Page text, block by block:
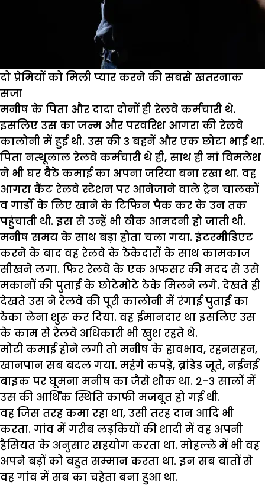
दो प्रेमियों को मिली प्यार करने की सबसे खतरनाक
सजा
मनीष के पिता और दादा दोनों ही रेलवे कर्मचारी थे.
इसलिए उस का जन्म और परवरिश आगरा की रेलवे
कालोनी में हुई थी. उस की 3 बहनें और एक छोटा भाई था.
पिता नत्थूलाल रेलवे कर्मचारी थे ही, साथ ही मां विमलेश
ने भी घर बैठे कमाई का अपना जरिया बना रखा था. वह
आगरा कैंट रेलवे स्टेशन पर आनेजाने वाले ट्रेन चालकों
व गार्डों के लिए खाने के टिफिन पैक कर के उन तक
पहुंचाती थी. इस से उन्हें भी ठीक आमदनी हो जाती थी.
मनीष समय के साथ बड़ा होता चला गया. इंटरमीडिएट
करने के बाद वह रेलवे के ठेकेदारों के साथ कामकाज
सीखने लगा. फिर रेलवे के एक अफसर की मदद से उसे
मकानों की पुताई के छोटेमोटे ठेके मिलने लगे. देखते ही
देखते उस ने रेलवे की पूरी कालोनी में रंगाई पुताई का
ठेका लेना शुरू कर दिया. वह ईमानदार था इसलिए उस
के काम से रेलवे अधिकारी भी खुश रहते थे.
मोटी कमाई होने लगी तो मनीष के हावभाव, रहनसहन,
खानपान सब बदल गया. महंगे कपड़े, ब्रांडेड जूते, नईनई
बाइक पर घूमना मनीष का जैसे शौक था. 2-3 सालों में
उस की आर्थिक स्थिति काफी मजबूत हो गई थी.
वह जिस तरह कमा रहा था, उसी तरह दान आदि भी
करता. गांव में गरीब लड़कियों की शादी में वह अपनी
हैसियत के अनुसार सहयोग करता था. मोहल्ले में भी वह
अपने बड़ों को बहुत सम्मान करता था. इन सब बातों से
वह गांव में सब का चहेता बना हुआ था.